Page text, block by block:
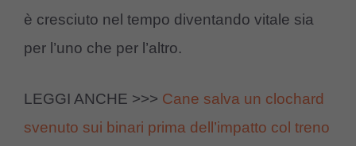
è cresciuto nel tempo diventando vitale sia
per l’uno che per l’altro.
LEGGI ANCHE >>> Cane salva un clochard
svenuto sui binari prima dell’impatto col treno